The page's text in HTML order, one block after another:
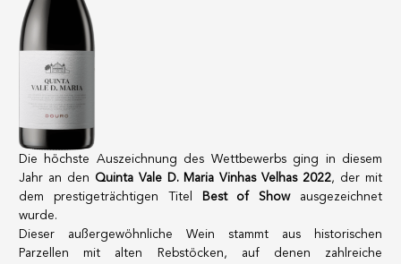
Sprache ändern
Die höchste Auszeichnung des Wettbewerbs ging in diesem
Jahr an den Quinta Vale D. Maria Vinhas Velhas 2022, der mit
dem prestigeträchtigen Titel
Best of Showausgezeichnet
wurde.
Dieser außergewöhnliche Wein stammt aus historischen
Parzellen mit alten Rebstöcken, auf denen zahlreiche